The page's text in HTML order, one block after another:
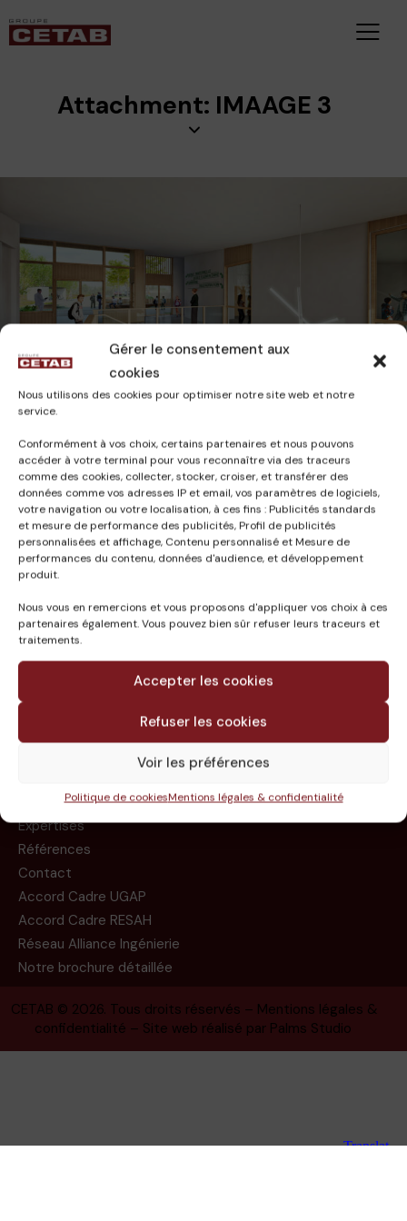
Gérer le consentement aux
cookies
Nous utilisons des cookies pour optimiser notre site web et notre
service.
Conformément à vos choix, certains partenaires et nous pouvons
accéder à votre terminal pour vous reconnaître via des traceurs
comme des cookies, collecter, stocker, croiser, et transférer des
données comme vos adresses IP et email, vos paramètres de logiciels,
votre navigation ou votre localisation, à ces fins : Publicités standards
et mesure de performance des publicités, Profil de publicités
personnalisées et affichage, Contenu personnalisé et Mesure de
performances du contenu, données d'audience, et développement
produit.
Nous vous en remercions et vous proposons d'appliquer vos choix à ces
partenaires également. Vous pouvez bien sûr refuser leurs traceurs et
traitements.
Accepter les cookies
Refuser les cookies
Voir les préférences
Politique de cookiesMentions légales & confidentialité
Attachment: IMAAGE 3
CAMILLE 15 novembre 2024
Published in
GROUPE SCOLAIRE DU
PRISSE A BAYONNE
(64)
Missions
Expertises
Références
Contact
Accord Cadre UGAP
Accord Cadre RESAH
Réseau Alliance Ingénierie
Notre brochure détaillée
CETAB © 2026. Tous droits réservés – Mentions légales &
confidentialité – Site web réalisé par Palms Studio